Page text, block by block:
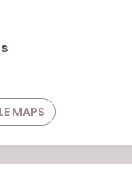
MAPS